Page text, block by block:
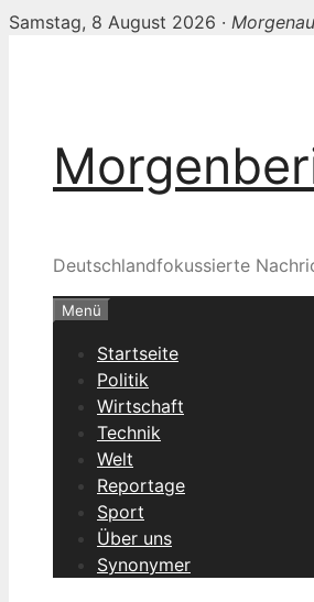
Samstag, 8 August 2026 ·
Deutschlandfokussierte
Menü
Startseite
Politik
Wirtschaft
Technik
Welt
Reportage
Sport
Über uns
Synonymer